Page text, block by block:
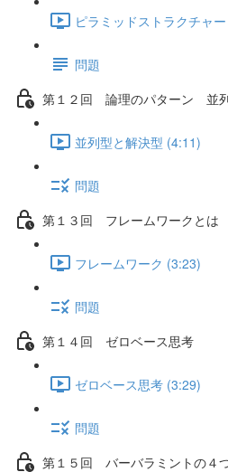
ピラミッドストラクチャ
問題
第１２回 論理のパターン 並
並列型と解決型 (4:11)
問題
第１３回 フレームワークとは
フレームワーク (3:23)
問題
第１４回 ゼロベース思考
ゼロベース思考 (3:29)
問題
第１５回 バーバラミントの４